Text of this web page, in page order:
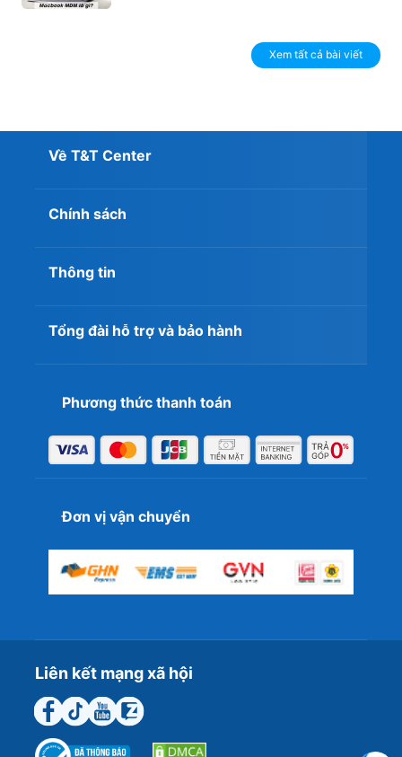
- 13700HX chính hãng, giá tốt tại T&T
Center
Hiện nay, đối với các dòng máy Lenovo Legion thì bên
T&T đang có nhiều ưu đãi và các CTKM, nếu bạn đang
đây là một trong những sự lựa chọn đúng đắn.
Xem tất cả bài viết
Về T&T Center
Chính sách
Thông tin
Tổng đài hỗ trợ và bảo hành
Phương thức thanh toán
Đơn vị vận chuyển
Liên kết mạng xã hội